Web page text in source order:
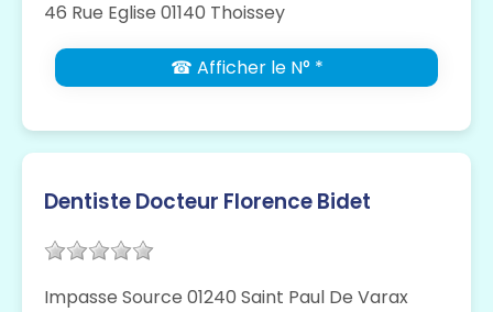
46 Rue Eglise 01140 Thoissey
☎ Afficher le N° *
Dentiste Docteur Florence Bidet
Impasse Source 01240 Saint Paul De Varax